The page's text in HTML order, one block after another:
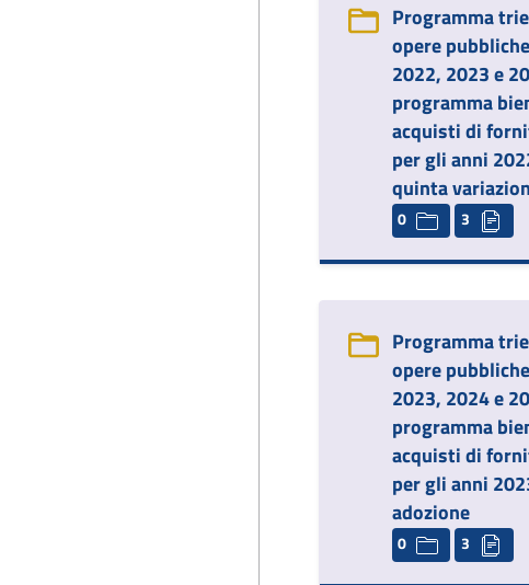
Programma
opere
2022, 2023 e
programma
acquisti di
per gli anni
quinta
0 3
Programma
opere
2023, 2024 e
programma
acquisti di
per gli anni
adozione
0 3